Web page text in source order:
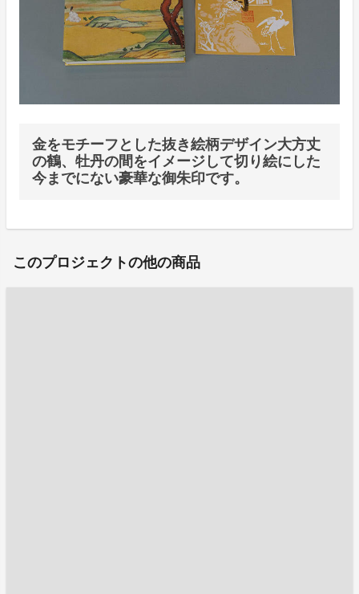
金をモチーフとした抜き絵柄デザイン大方丈
の鶴、牡丹の間をイメージして切り絵にした
今までにない豪華な御朱印です。
このプロジェクトの他の商品